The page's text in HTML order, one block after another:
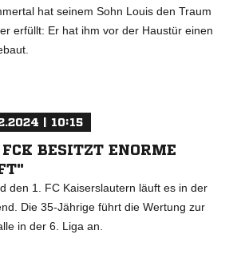
hat seinem Sohn Louis den Traum
erfüllt: Er hat ihm vor der Haustür einen
| 10:15
BESITZT ENORME S
den 1. FC Kaiserslautern läuft es in der
Die 35-Jährige führt die Wertung zur
in der 6. Liga an.